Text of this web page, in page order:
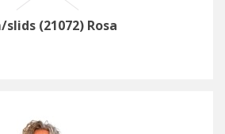
(21072) Rosa